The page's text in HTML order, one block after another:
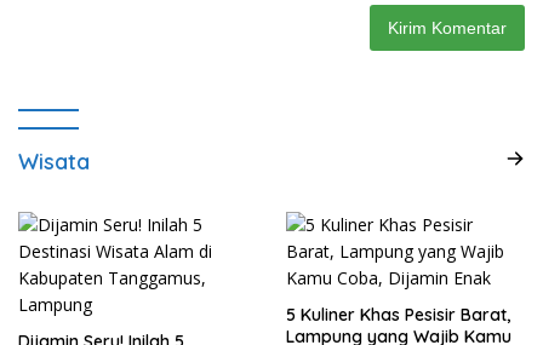
Wisata
5 Kuliner Khas Pesisir Barat,
Lampung yang Wajib Kamu